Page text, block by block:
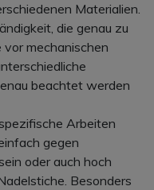
Materialien.
die genau zu
vor mechanischen
beachtet werden
Arbeiten
gegen
oder auch hoch
Besonders